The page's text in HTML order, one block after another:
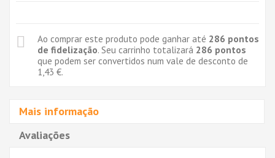
Ao comprar este produto pode ganhar até 286 pontos
de fidelização. Seu carrinho totalizará 286 pontos
que podem ser convertidos num vale de desconto de
1,43 €.
Mais informação
Avaliações